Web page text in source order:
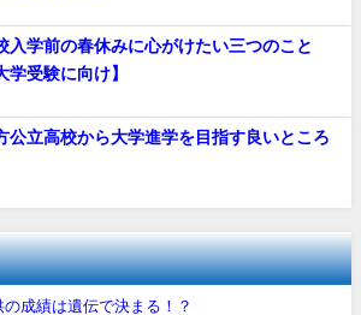
入学前の春休みに心がけたい三つのこと
学受験に向け】
公立高校から大学進学を目指す良いところ
の成績は遺伝で決まる！？